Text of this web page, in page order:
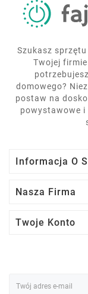
Szukasz
Twojej
domowego?
postaw na
powystawowe
Informacja O
Nasza Firma
Twoje Konto